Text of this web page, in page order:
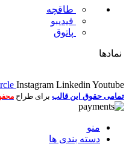
طاقچه
فیدیبو
پاتوق
نمادها
Instagram Linkedin Youtube
تمامی حقوق این قالب برای طراح
منو
دسته بندی ها